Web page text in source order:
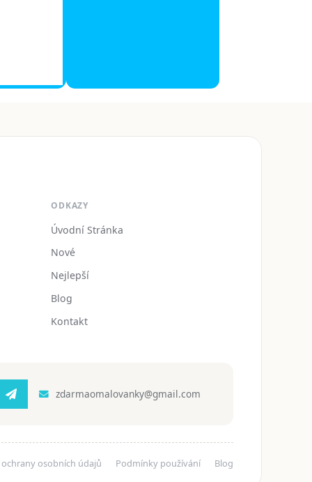
ODKAZY
Úvodní Stránka
Nové
Nejlepší
Blog
Kontakt
zdarmaomalovanky@gmail.com
ochrany osobních údajů Podmínky používání Blog